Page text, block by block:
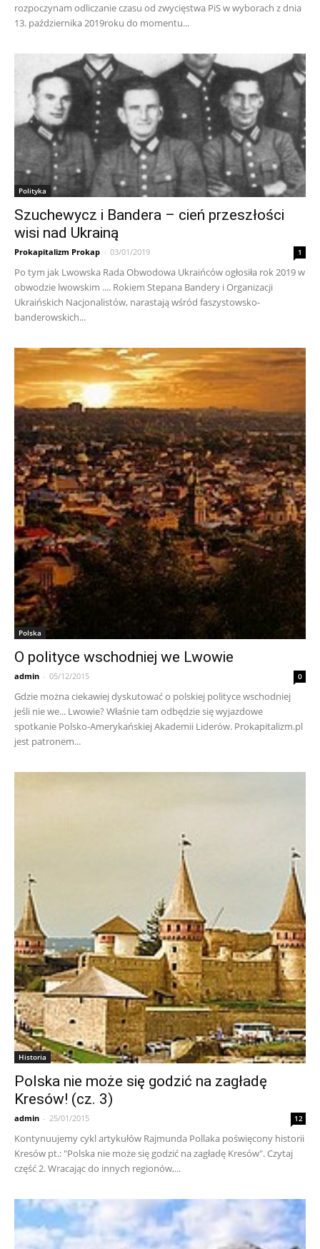
rozpoczynam odliczanie czasu od zwycięstwa PiS w wyborach z dnia
13. października 2019roku do momentu...
Polityka
Szuchewycz i Bandera – cień przeszłości
wisi nad Ukrainą
Prokapitalizm Prokap - 03/01/2019 1
Po tym jak Lwowska Rada Obwodowa Ukraińców ogłosiła rok 2019 w
obwodzie lwowskim .... Rokiem Stepana Bandery i Organizacji
Ukraińskich Nacjonalistów, narastają wśród faszystowsko-
banderowskich...
Polska
O polityce wschodniej we Lwowie
admin - 05/12/2015 0
Gdzie można ciekawiej dyskutować o polskiej polityce wschodniej
jeśli nie we... Lwowie? Właśnie tam odbędzie się wyjazdowe
spotkanie Polsko-Amerykańskiej Akademii Liderów. Prokapitalizm.pl
jest patronem...
Historia
Polska nie może się godzić na zagładę
Kresów! (cz. 3)
admin - 25/01/2015 12
Kontynuujemy cykl artykułów Rajmunda Pollaka poświęcony historii
Kresów pt.: "Polska nie może się godzić na zagładę Kresów". Czytaj
część 2. Wracając do innych regionów,...